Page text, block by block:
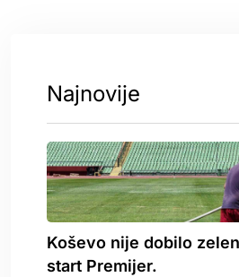
Najnovije
Koševo nije dobilo
start Premijer.